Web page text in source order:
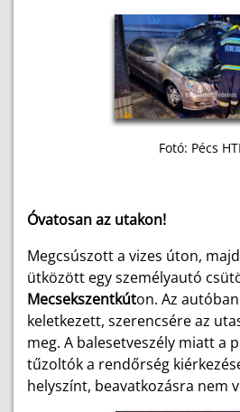
Fotó: Pécs
Óvatosan az utakon!
Megcsúszott a vizes úton,
ütközött egy személyautó
Mecsekszentkúton. Az
keletkezett, szerencsére az
meg. A balesetveszély miatt a
tűzoltók a rendőrség
helyszínt, beavatkozásra nem